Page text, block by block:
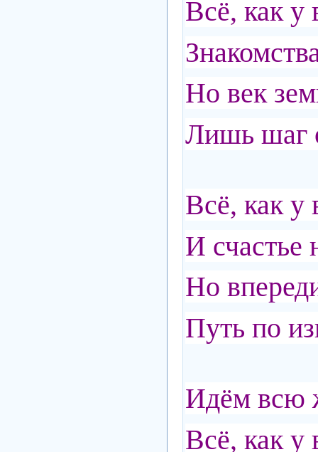
Всё, как у
Но век
Лишь шаг
Всё, как у
И счастье
Но
Путь по
Идём всю
Всё, как у